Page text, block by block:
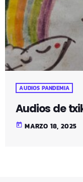
AUDIOS PANDEMIA
Audios de
pandemia
today MARZO 18, 2025